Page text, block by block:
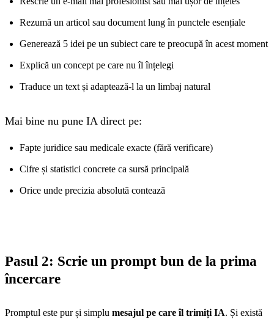
Rezumă un articol sau document lung în punctele esențiale
Generează 5 idei pe un subiect care te preocupă în acest moment
Explică un concept pe care nu îl înțelegi
Traduce un text și adaptează-l la un limbaj natural
Mai bine nu pune IA direct pe:
Fapte juridice sau medicale exacte (fără verificare)
Cifre și statistici concrete ca sursă principală
Orice unde precizia absolută contează
Pasul 2: Scrie un prompt bun de la prima
încercare
Promptul este pur și simplu mesajul pe care îl trimiți IA. Și există